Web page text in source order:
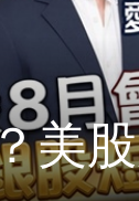
美